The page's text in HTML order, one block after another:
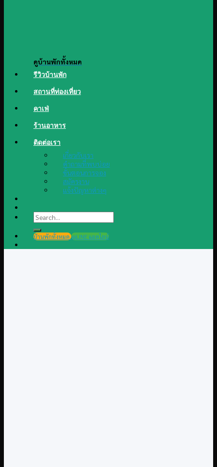
ดูบ้านพักทั้งหมด
รีวิวบ้านพัก
สถานที่ท่องเที่ยว
คาเฟ่
ร้านอาหาร
ติดต่อเรา
เกี่ยวกับเรา
คำถามที่พบบ่อย
ขั้นตอนการจอง
สมัครงาน
แจ้งปัญหาต่างๆ
Search
for:
บ้านพักทั้งหมด @LINE แอดไลน์